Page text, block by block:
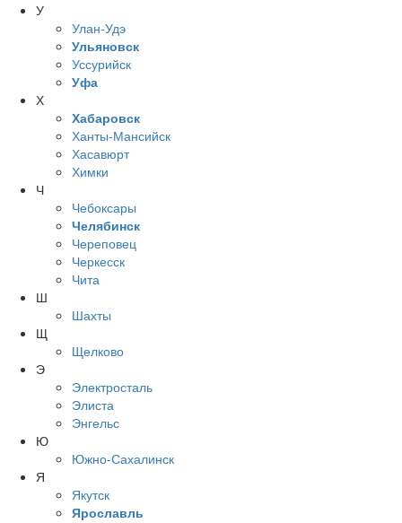
У
Улан-Удэ
Ульяновск
Уссурийск
Уфа
Х
Хабаровск
Ханты-Мансийск
Хасавюрт
Химки
Ч
Чебоксары
Челябинск
Череповец
Черкесск
Чита
Ш
Шахты
Щ
Щелково
Э
Электросталь
Элиста
Энгельс
Ю
Южно-Сахалинск
Я
Якутск
Ярославль